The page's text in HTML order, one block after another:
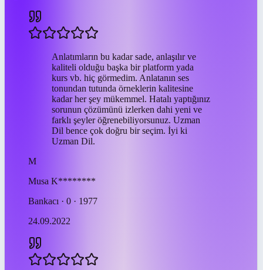
Anlatımların bu kadar sade, anlaşılır ve
kaliteli olduğu başka bir platform yada
kurs vb. hiç görmedim. Anlatanın ses
tonundan tutunda örneklerin kalitesine
kadar her şey mükemmel. Hatalı yaptığınız
sorunun çözümünü izlerken dahi yeni ve
farklı şeyler öğrenebiliyorsunuz. Uzman
Dil bence çok doğru bir seçim. İyi ki
Uzman Dil.
M
Musa K********
Bankacı · 0 · 1977
24.09.2022